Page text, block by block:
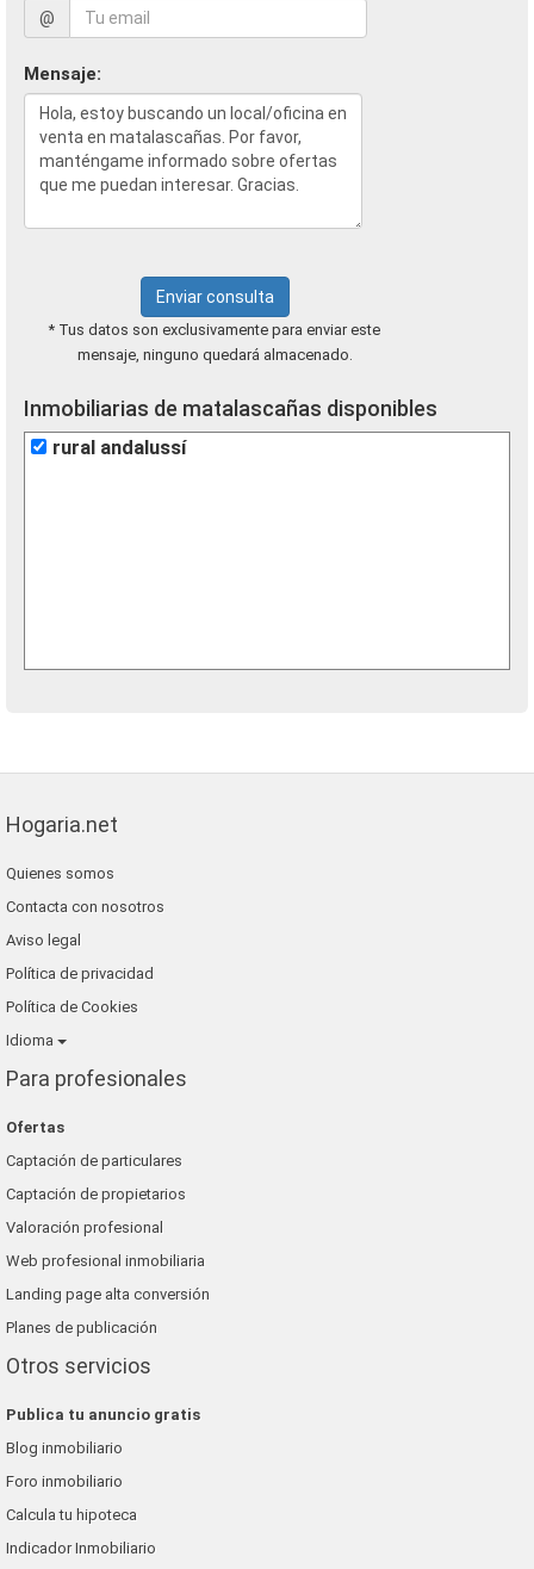
@
Mensaje:
Enviar consulta
* Tus datos son exclusivamente para enviar este
mensaje, ninguno quedará almacenado.
Inmobiliarias de matalascañas disponibles
rural andalussí
Hogaria.net
Quienes somos
Contacta con nosotros
Aviso legal
Política de privacidad
Política de Cookies
Idioma
Para profesionales
Ofertas
Captación de particulares
Captación de propietarios
Valoración profesional
Web profesional inmobiliaria
Landing page alta conversión
Planes de publicación
Otros servicios
Publica tu anuncio gratis
Blog inmobiliario
Foro inmobiliario
Calcula tu hipoteca
Indicador Inmobiliario